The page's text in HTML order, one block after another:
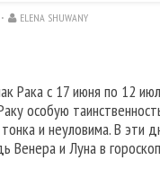
ELENA SHUWANY
Рака с 17 июня по 12
особую
и неуловима. В эти
Венера и Луна в